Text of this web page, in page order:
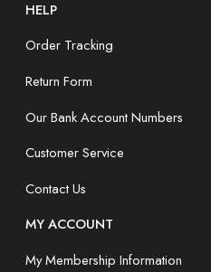
HELP
Order Tracking
Return Form
Our Bank Account Numbers
Customer Service
Contact Us
MY ACCOUNT
My Membership Information